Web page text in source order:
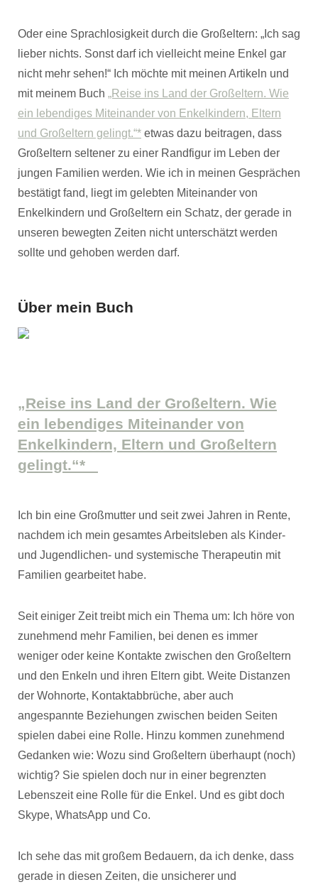
Oder eine Sprachlosigkeit durch die Großeltern: „Ich sag
lieber nichts. Sonst darf ich vielleicht meine Enkel gar
nicht mehr sehen!“ Ich möchte mit meinen Artikeln und
mit meinem Buch „Reise ins Land der Großeltern. Wie
ein lebendiges Miteinander von Enkelkindern, Eltern
und Großeltern gelingt.“* etwas dazu beitragen, dass
Großeltern seltener zu einer Randfigur im Leben der
jungen Familien werden. Wie ich in meinen Gesprächen
bestätigt fand, liegt im gelebten Miteinander von
Enkelkindern und Großeltern ein Schatz, der gerade in
unseren bewegten Zeiten nicht unterschätzt werden
sollte und gehoben werden darf.
Über mein Buch
„Reise ins Land der Großeltern. Wie
ein lebendiges Miteinander von
Enkelkindern, Eltern und Großeltern
gelingt.“*
Ich bin eine Großmutter und seit zwei Jahren in Rente,
nachdem ich mein gesamtes Arbeitsleben als Kinder-
und Jugendlichen- und systemische Therapeutin mit
Familien gearbeitet habe.
Seit einiger Zeit treibt mich ein Thema um: Ich höre von
zunehmend mehr Familien, bei denen es immer
weniger oder keine Kontakte zwischen den Großeltern
und den Enkeln und ihren Eltern gibt. Weite Distanzen
der Wohnorte, Kontaktabbrüche, aber auch
angespannte Beziehungen zwischen beiden Seiten
spielen dabei eine Rolle. Hinzu kommen zunehmend
Gedanken wie: Wozu sind Großeltern überhaupt (noch)
wichtig? Sie spielen doch nur in einer begrenzten
Lebenszeit eine Rolle für die Enkel. Und es gibt doch
Skype, WhatsApp und Co.
Ich sehe das mit großem Bedauern, da ich denke, dass
gerade in diesen Zeiten, die unsicherer und